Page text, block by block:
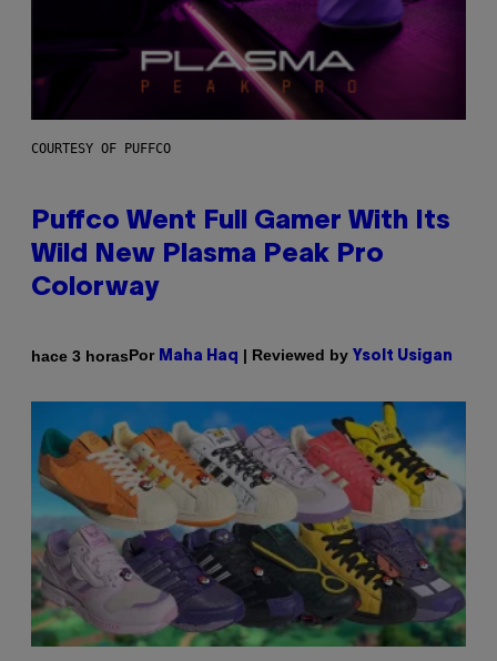
COURTESY OF PUFFCO
Puffco Went Full Gamer With Its
Wild New Plasma Peak Pro
Colorway
hace 3 horasPor Maha Haq | Reviewed by Ysolt Usigan